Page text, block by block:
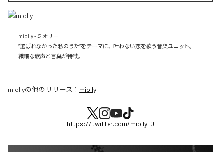
miolly - ミオリー
”選ばれなかった私のうた”をテーマに、叶わない恋を歌う音楽ユニット。
miollyの他のリリース： miolly
https://twitter.com/miolly_0